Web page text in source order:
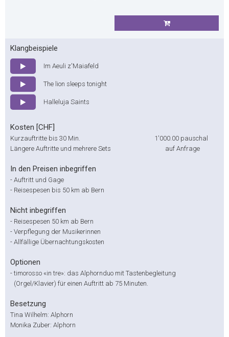
Klangbeispiele
Im Aeuli z'Maiafeld
The lion sleeps tonight
Halleluja Saints
Kosten [CHF]
Kurzauftritte bis 30 Min. 1'000.00 pauschal
Längere Auftritte und mehrere Sets
auf Anfrage
In den Preisen inbegriffen
- Auftritt und Gage
- Reisespesen bis 50 km ab Bern
Nicht inbegriffen
- Reisespesen 50 km ab Bern
- Verpflegung der Musikerinnen
- Allfällige Übernachtungskosten
Optionen
- timorosso «in tre»: das Alphornduo mit Tastenbegleitung
(Orgel/Klavier) für einen Auftritt ab 75 Minuten.
Besetzung
Tina Wilhelm: Alphorn
Monika Zuber: Alphorn